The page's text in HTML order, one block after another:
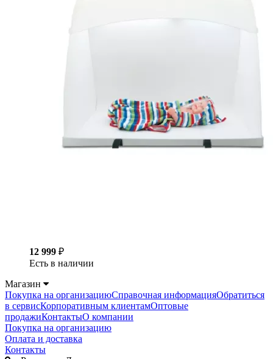
12 999 ₽
Есть в наличии
Магазин
Покупка на организациюСправочная информацияОбратиться
в сервисКорпоративным клиентамОптовые
продажиКонтактыО компании
Покупка на организацию
Оплата и доставка
Контакты